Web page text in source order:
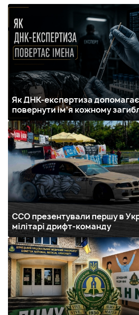
Як ДНК-експертиза допомагає
повернути ім’я кожному
ССО презентували першу в
мілітарі дрифт-команду